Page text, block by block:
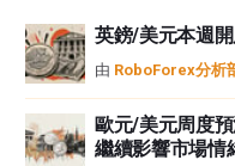
英鎊/美元本週
由 RoboForex分析
歐元/美元周度
繼續影響市場情